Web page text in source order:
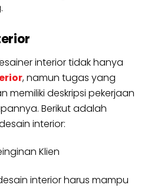
interior tidak hanya
, namun tugas yang
memiliki deskripsi pekerjaan
Berikut adalah
interior:
Klien
interior harus mampu